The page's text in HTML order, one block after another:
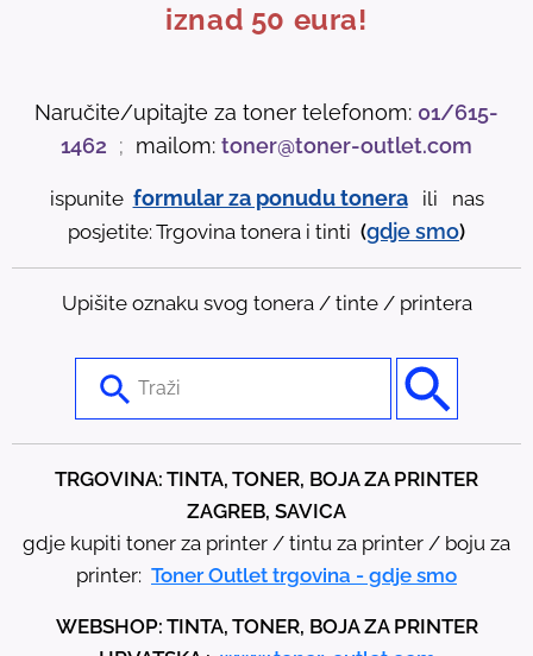
iznad 50 eura!
Naručite/upitajte za toner telefonom: 01/615-
1462 ; mailom: toner@toner-outlet.com
ispunite formular za ponudu tonera
ili nas
posjetite: Trgovina tonera i tinti (gdjesmo)
Upišite oznaku svog tonera / tinte / printera
t
a
TRGOVINA: TINTA, TONER, BOJA ZA PRINTER
ZAGREB, SAVICA
gdje kupiti toner za printer / tintu za printer / boju za
printer: Toner Outlet trgovina - gdje smo
WEBSHOP: TINTA, TONER, BOJA ZA PRINTER